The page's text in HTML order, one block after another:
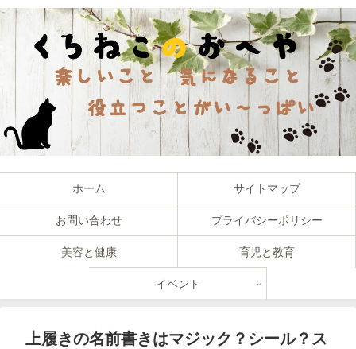
ホーム サイトマップ
お問い合わせ プライバシーポリシー
美容と健康 育児と教育
イベント
上履きの名前書きはマジック？シール？ス